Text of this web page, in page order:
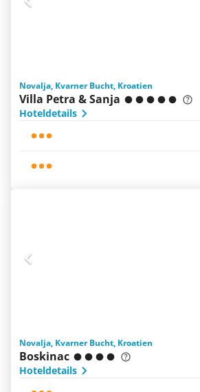
Novalja, Kvarner Bucht, Kroatien
Villa Petra & Sanja
Hoteldetails
Novalja, Kvarner Bucht, Kroatien
Boskinac
Hoteldetails